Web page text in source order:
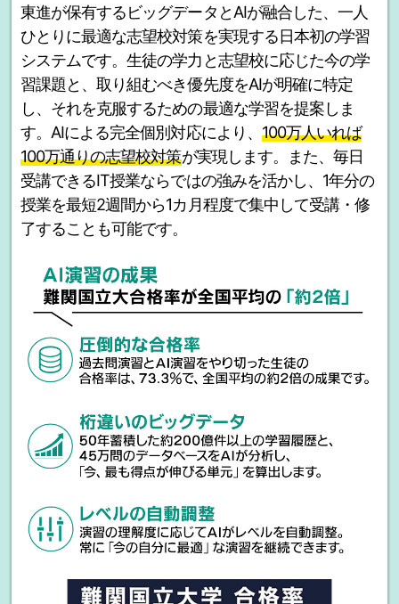
東進が保有するビッグデータとAIが融合した、一人
ひとりに最適な志望校対策を実現する日本初の学習
システムです。生徒の学力と志望校に応じた今の学
習課題と、取り組むべき優先度をAIが明確に特定
し、それを克服するための最適な学習を提案しま
す。AIによる完全個別対応により、 100万人いれば
100万通りの志望校対策が実現します。また、毎日
受講できるIT授業ならではの強みを活かし、1年分の
授業を最短2週間から1カ月程度で集中して受講・修
了することも可能です。